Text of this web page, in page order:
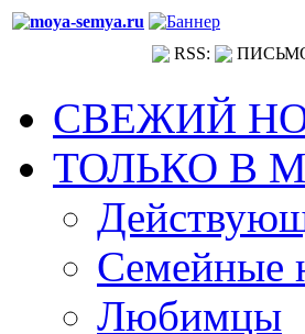
RSS:
СВЕЖИЙ
ТОЛЬКО В
Семейные
Любимцы